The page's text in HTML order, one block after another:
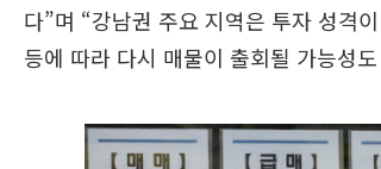
다”며 “강남권 주요 지역은 투자 성격
등에 따라 다시 매물이 출회될 가능성